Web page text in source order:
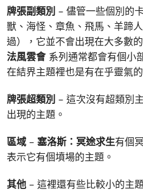
牌張副類別 – 儘管一些個別的
獸、海怪、章魚、飛馬、羊蹄
過），它並不會出現在大多數
法風雲會 系列通常都會有個小
在結界主題裡也是有在乎靈氣
牌張超類別 – 這次沒有超類別
出現的主題。
區域 –塞洛斯：冥途求生有個
表示它有個墳場的主題。
其他 – 這裡還有些比較小的主